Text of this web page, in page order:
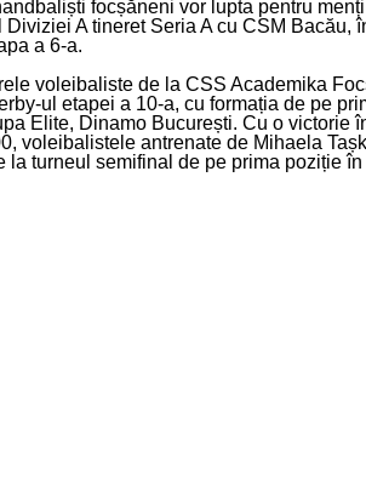
focșăneni vor lupta pentru
A tineret Seria A cu CSM Bacău,
a 6-a.
voleibaliste de la CSS Academika
ul etapei a 10-a, cu formația de pe
Elite, Dinamo București. Cu o victorie
voleibalistele antrenate de Mihaela
la turneul semifinal de pe prima poziție